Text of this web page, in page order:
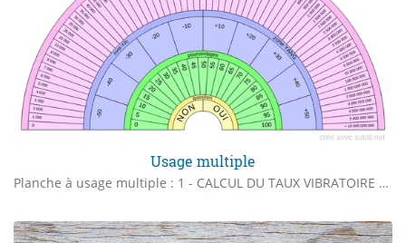
Usage multiple
Planche à usage multiple : 1 - CALCUL DU TAUX VIBRATOIRE 2 - MESURES D’ÉQUILIBRE BIOTIQUE des terrains, maisons, chambres... : (-50) : maladies, dégénérescences (-40 à -20) : danger ; fuir ou réorganiser biotiquement (-20 à -10) : départ de problèmes de santé (-10 à 0) : insomnies, mal-être (0) : zone d'équilibre biotique (0 à +10) : retour à l'équilibre général (+15 à +20) : équilibre cosmos-tellurique constant (+35 à +50) : lieu de vie privilégié + de 50 : santé et vitalité 3 - CALCUL DE POURCENTAGE 4 - QUESTION oui / non